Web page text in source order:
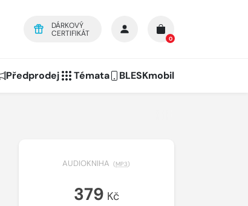
DÁRKOVÝ
CERTIFIKÁT
0
Předprodej Témata BLESKmobil
AUDIOKNIHA (MP3)
379 Kč